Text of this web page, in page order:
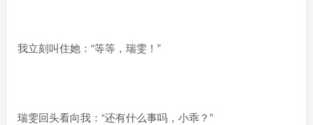
我立刻叫住她：“等等，瑞雯！”
瑞雯回头看向我：“还有什么事吗，小乖？”